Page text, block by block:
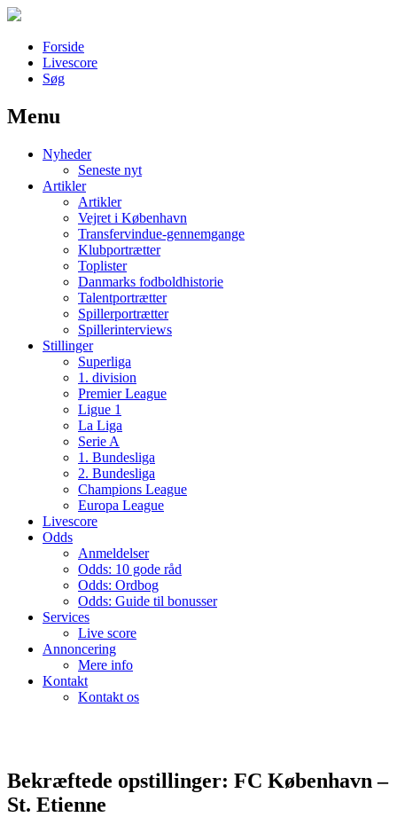
Forside
Livescore
Søg
Наши партнеры
лучшие займы
Menu
Nyheder
Seneste nyt
Artikler
Artikler
Vejret i København
Transfervindue-gennemgange
Klubportrætter
Toplister
Danmarks fodboldhistorie
Talentportrætter
Spillerportrætter
Spillerinterviews
Stillinger
Superliga
1. division
Premier League
Ligue 1
La Liga
Serie A
1. Bundesliga
2. Bundesliga
Champions League
Europa League
Livescore
Odds
Anmeldelser
Odds: 10 gode råd
Odds: Ordbog
Odds: Guide til bonusser
Services
Live score
Annoncering
Mere info
Kontakt
Kontakt os
Bekræftede opstillinger: FC København –
St. Etienne